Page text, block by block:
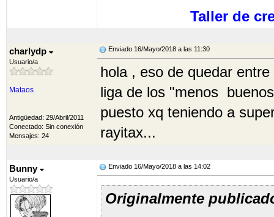
Taller de
charlydp
Usuario/a
Mataos
Antigüedad: 29/Abril/2011
Conectado: Sin conexión
Mensajes: 24
Enviado 16/Mayo/2018 a las 11:30
hola , eso de quedar
liga de los "menos
puesto xq teniendo a
rayitax...
Bunny
Usuario/a
Enviado 16/Mayo/2018 a las 14:02
Originalmente